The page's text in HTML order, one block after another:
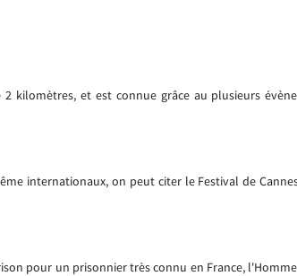
kilomètres, et est connue grâce au plusieurs
internationaux, on peut citer le Festival de
pour un prisonnier très connu en France,